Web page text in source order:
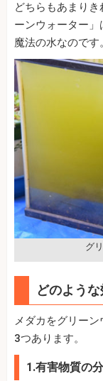
どちらもあまり
ーンウォーター
魔法の水なのです。
グ
どのよう
メダカをグリー
3つあります。
1.有害物質の